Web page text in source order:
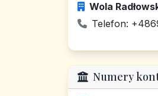
Wola
Telefon:
Numery